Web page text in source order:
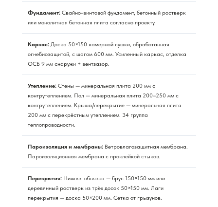
Фундамент: Свайно-винтовой фундамент, бетонный ростверк
или монолитная бетонная плита согласно проекту.
Каркас: Доска 50×150 камерной сушки, обработанная
огнебиозащитой, с шагом 600 мм. Усиленный каркас, отделка
ОСБ 9 мм снаружи + вентзазор.
Утепление: Стены — минеральная плита 200 мм с
контрутеплением. Пол — минеральная плита 200–250 мм с
контрутеплением. Крыша/перекрытие — минеральная плита
200 мм с перекрёстным утеплением. 34 группа
теплопроводности.
Пароизоляция и мембраны: Ветровлагозащитная мембрана.
Пароизоляционная мембрана с проклейкой стыков.
Перекрытия: Нижняя обвязка — брус 150×150 мм или
деревянный ростверк из трёх досок 50×150 мм. Лаги
перекрытия — доска 50×200 мм. Сетка от грызунов.